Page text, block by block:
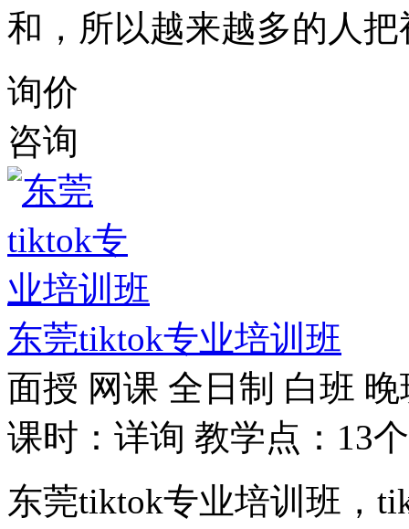
和，所以越来越多的人
询价
咨询
东莞tiktok专业培训班
面授 网课 全日制 白班 晚
课时：详询 教学点：13个
东莞tiktok专业培训班，